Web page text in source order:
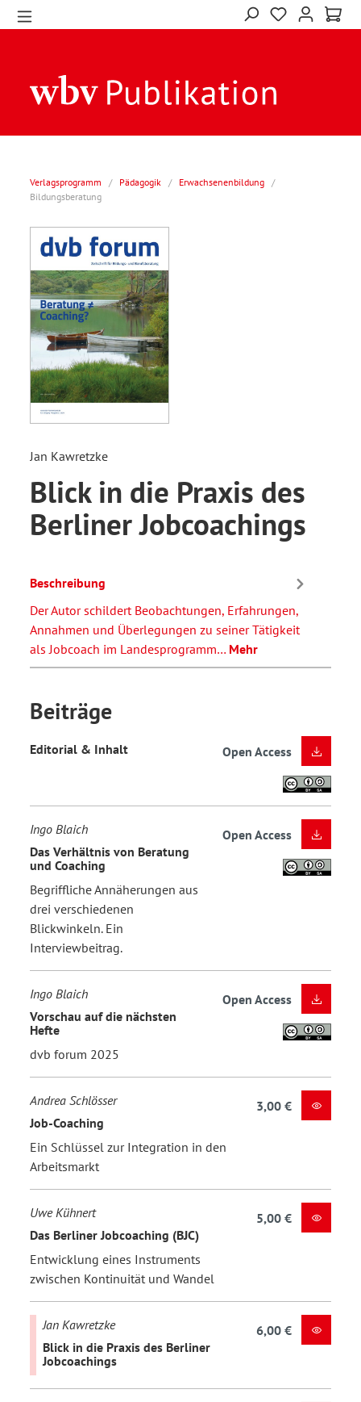
Verlagsprogramm / Pädagogik / Erwachsenenbildung /
Bildungsberatung
Jan Kawretzke
Blick in die Praxis des
Berliner Jobcoachings
Beschreibung
Der Autor schildert Beobachtungen, Erfahrungen,
Annahmen und Überlegungen zu seiner Tätigkeit
als Jobcoach im Landesprogramm… Mehr
Beiträge
Editorial & Inhalt Open Access
Ingo Blaich
Das Verhältnis von Beratung
und Coaching
Begriffliche Annäherungen aus
drei verschiedenen
Blickwinkeln. Ein
Interviewbeitrag.
Open Access
Ingo Blaich
Vorschau auf die nächsten
Hefte
dvb forum 2025
Open Access
Andrea Schlösser
Job-Coaching
Ein Schlüssel zur Integration in den
Arbeitsmarkt
3,00 €
Uwe Kühnert
Das Berliner Jobcoaching (BJC)
Entwicklung eines Instruments
zwischen Kontinuität und Wandel
5,00 €
Jan Kawretzke
Blick in die Praxis des Berliner
Jobcoachings
6,00 €